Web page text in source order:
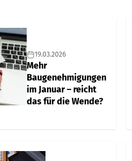
19.03.2026
Mehr
Baugenehmigungen
im Januar – reicht
das für die Wende?